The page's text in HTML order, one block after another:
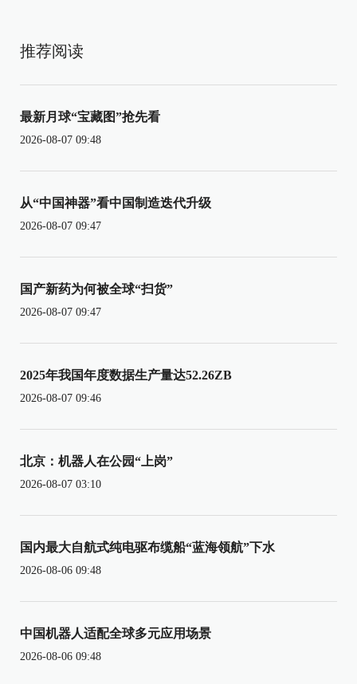
推荐阅读
最新月球“宝藏图”抢先看
2026-08-07 09:48
从“中国神器”看中国制造迭代升级
2026-08-07 09:47
国产新药为何被全球“扫货”
2026-08-07 09:47
2025年我国年度数据生产量达52.26ZB
2026-08-07 09:46
北京：机器人在公园“上岗”
2026-08-07 03:10
国内最大自航式纯电驱布缆船“蓝海领航”下水
2026-08-06 09:48
中国机器人适配全球多元应用场景
2026-08-06 09:48